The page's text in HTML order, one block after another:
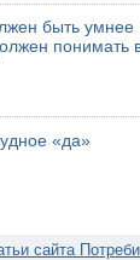
быть умнее
понимать
«да»
сайта